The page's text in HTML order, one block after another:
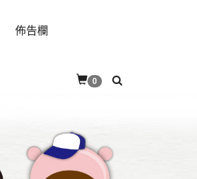
佈告欄
0